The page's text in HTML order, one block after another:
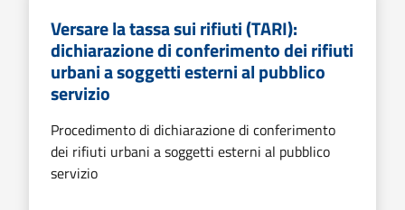
Versare la tassa sui rifiuti (TARI):
dichiarazione di conferimento dei rifiuti
urbani a soggetti esterni al pubblico
servizio
Procedimento di dichiarazione di conferimento
dei rifiuti urbani a soggetti esterni al pubblico
servizio